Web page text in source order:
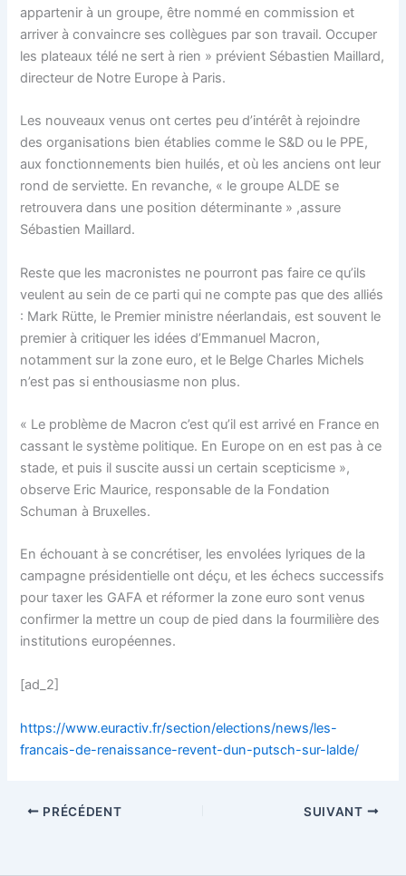
appartenir à un groupe, être nommé en commission et
arriver à convaincre ses collègues par son travail. Occuper
les plateaux télé ne sert à rien » prévient Sébastien Maillard,
directeur de Notre Europe à Paris.
Les nouveaux venus ont certes peu d’intérêt à rejoindre
des organisations bien établies comme le S&D ou le PPE,
aux fonctionnements bien huilés, et où les anciens ont leur
rond de serviette. En revanche, « le groupe ALDE se
retrouvera dans une position déterminante » ,assure
Sébastien Maillard.
Reste que les macronistes ne pourront pas faire ce qu’ils
veulent au sein de ce parti qui ne compte pas que des alliés
: Mark Rütte, le Premier ministre néerlandais, est souvent le
premier à critiquer les idées d’Emmanuel Macron,
notamment sur la zone euro, et le Belge Charles Michels
n’est pas si enthousiasme non plus.
« Le problème de Macron c’est qu’il est arrivé en France en
cassant le système politique. En Europe on en est pas à ce
stade, et puis il suscite aussi un certain scepticisme »,
observe Eric Maurice, responsable de la Fondation
Schuman à Bruxelles.
En échouant à se concrétiser, les envolées lyriques de la
campagne présidentielle ont déçu, et les échecs successifs
pour taxer les GAFA et réformer la zone euro sont venus
confirmer la mettre un coup de pied dans la fourmilière des
institutions européennes.
[ad_2]
https://www.euractiv.fr/section/elections/news/les-
francais-de-renaissance-revent-dun-putsch-sur-lalde/
PRÉCÉDENT SUIVANT